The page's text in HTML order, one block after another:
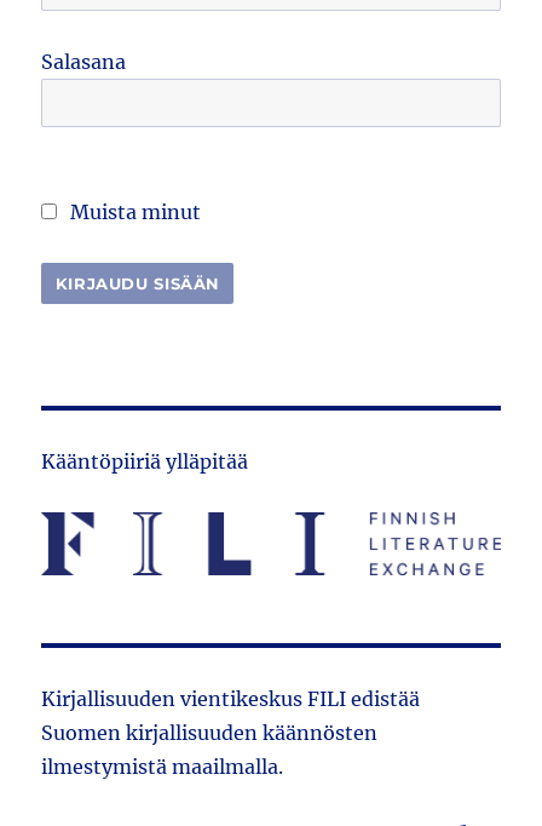
Salasana
Muista minut
Kääntöpiiriä ylläpitää
Kirjallisuuden vientikeskus FILI edistää
Suomen kirjallisuuden käännösten
ilmestymistä maailmalla.